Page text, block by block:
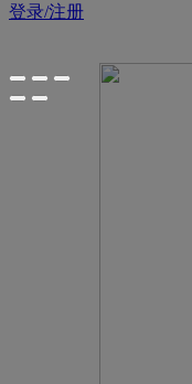
登录/注册